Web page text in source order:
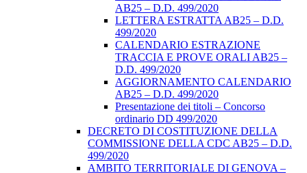
AB25 – D.D. 499/2020
LETTERA ESTRATTA AB25 – D.D.
499/2020
CALENDARIO ESTRAZIONE
TRACCIA E PROVE ORALI AB25 –
D.D. 499/2020
AGGIORNAMENTO CALENDARIO
AB25 – D.D. 499/2020
Presentazione dei titoli – Concorso
ordinario DD 499/2020
DECRETO DI COSTITUZIONE DELLA
COMMISSIONE DELLA CDC AB25 – D.D.
499/2020
AMBITO TERRITORIALE DI GENOVA –